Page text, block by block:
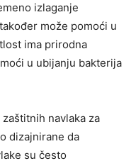
izlaganje
može pomoći u
ima prirodna
u ubijanju bakterija
navlaka za
dizajnirane da
su često